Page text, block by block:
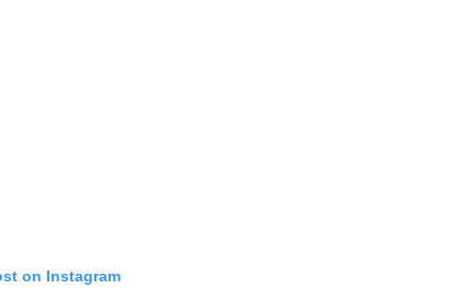
on Instagram